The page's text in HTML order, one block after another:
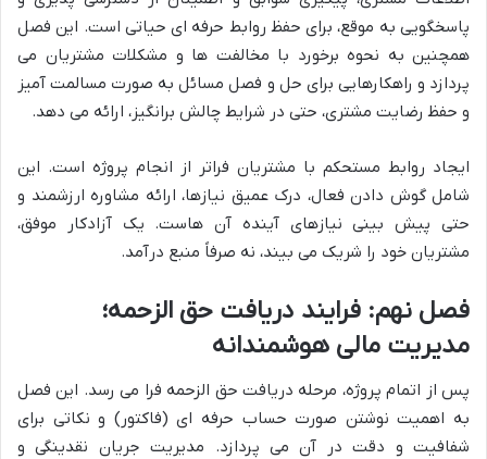
پاسخگویی به موقع، برای حفظ روابط حرفه ای حیاتی است. این فصل
همچنین به نحوه برخورد با مخالفت ها و مشکلات مشتریان می
پردازد و راهکارهایی برای حل و فصل مسائل به صورت مسالمت آمیز
و حفظ رضایت مشتری، حتی در شرایط چالش برانگیز، ارائه می دهد.
ایجاد روابط مستحکم با مشتریان فراتر از انجام پروژه است. این
شامل گوش دادن فعال، درک عمیق نیازها، ارائه مشاوره ارزشمند و
حتی پیش بینی نیازهای آینده آن هاست. یک آزادکار موفق،
مشتریان خود را شریک می بیند، نه صرفاً منبع درآمد.
فصل نهم: فرایند دریافت حق الزحمه؛
مدیریت مالی هوشمندانه
پس از اتمام پروژه، مرحله دریافت حق الزحمه فرا می رسد. این فصل
به اهمیت نوشتن صورت حساب حرفه ای (فاکتور) و نکاتی برای
شفافیت و دقت در آن می پردازد. مدیریت جریان نقدینگی و